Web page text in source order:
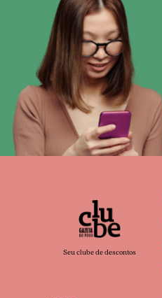
Seu clube de descontos